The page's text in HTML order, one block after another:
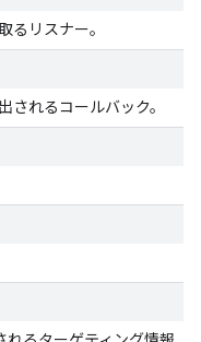
るリスナー。
されるコールバック。